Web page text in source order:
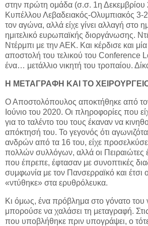
στην πρώτη ομάδα (σ.σ. 1η
Κυπέλλου Λεβαδειακός-Ολυμπιακός 3-2,
τον αγώνα, αλλά είχε γίνει αλλαγή στο
ημιτελικό ευρωπαϊκής διοργάνωσης.
Ντέρμπι με την ΑΕΚ. Και κέρδισε και
αποστολή του τελικού του Conference
ένα… μετάλλιο νικητή του τροπαίου.
Η ΜΕΤΑΓΡΑΦΗ ΚΑΙ ΤΟ
Ο Αποστολόπουλος αποκτήθηκε από
Ιούνιο του 2020. Οι πληροφορίες που
για το ταλέντο του τους έκαναν να
απόκτησή του. Το γεγονός ότι
ανδρών από τα 16 του, είχε
πολλών συλλόγων, αλλά οι Πειραιώτες
που έπρεπε, έφτασαν με συνοπτικές
συμφωνία με τον Πανσερραϊκό και
«ντύθηκε» στα ερυθρόλευκα.
Κι όμως, ένα πρόβλημα στο γόνατο του
μπορούσε να χαλάσει τη μεταγραφή. Στις
που υποβλήθηκε πριν υπογράψει, ο